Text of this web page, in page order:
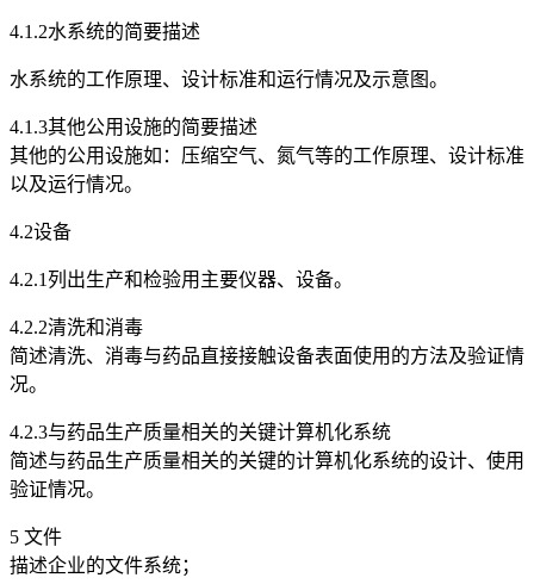
4.1.2水系统的简要描述
水系统的工作原理、设计标准和运行情况及示意图。
4.1.3其他公用设施的简要描述
其他的公用设施如：压缩空气、氮气等的工作原理、设计标准
以及运行情况。
4.2设备
4.2.1列出生产和检验用主要仪器、设备。
4.2.2清洗和消毒
简述清洗、消毒与药品直接接触设备表面使用的方法及验证情
况。
4.2.3与药品生产质量相关的关键计算机化系统
简述与药品生产质量相关的关键的计算机化系统的设计、使用
验证情况。
5 文件
描述企业的文件系统；